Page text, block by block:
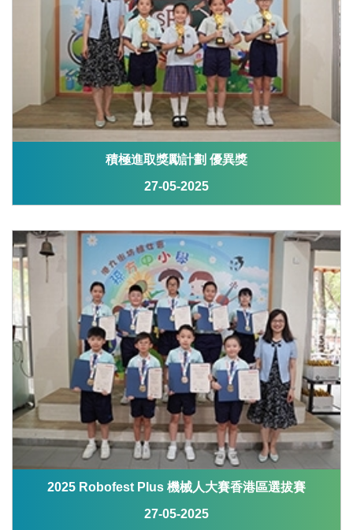
積極進取獎勵計劃 優異獎
27-05-2025
2025 Robofest Plus 機械人大賽香港區選拔賽
27-05-2025